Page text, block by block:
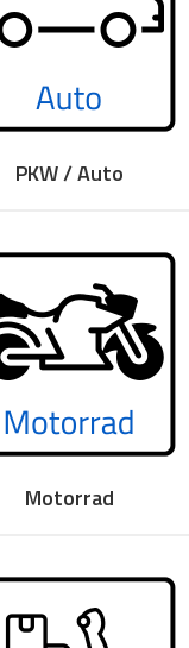
PKW / Auto
Motorrad